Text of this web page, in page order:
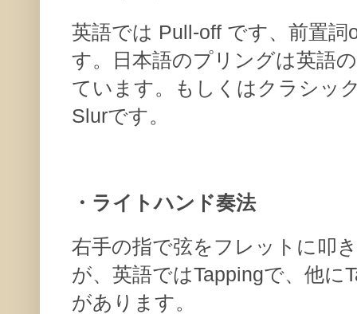
英語では Pull-off です、前置
す。日本語のプリングは英語
ています。もしくはクラシッ
Slurです。
・ライトハンド奏法
右手の指で弦をフレットに叩
が、英語ではTappingで、他に
があります。